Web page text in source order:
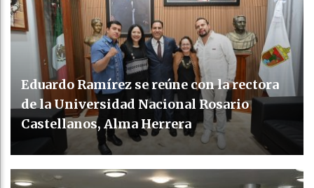
Eduardo Ramírez se reúne con la rectora
de la Universidad Nacional Rosario
Castellanos, Alma Herrera